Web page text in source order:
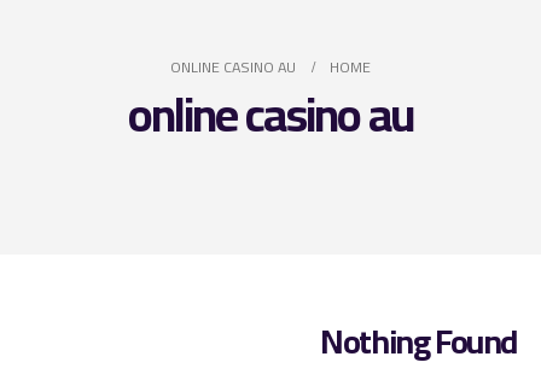
HOME
ONLINE CASINO AU
online casino au
Nothing Found